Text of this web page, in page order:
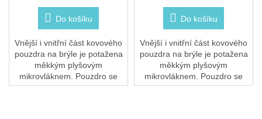
Do košíku
Vnější i vnitřní část kovového
pouzdra na brýle je potažena
měkkým plyšovým
mikrovláknem. Pouzdro se
pevně uzavírá díky silnému
Do košíku
Vnější i vnitřní část kovového
pouzdra na brýle je potažena
měkkým plyšovým
mikrovláknem. Pouzdro se
pevně uzavírá díky silnému